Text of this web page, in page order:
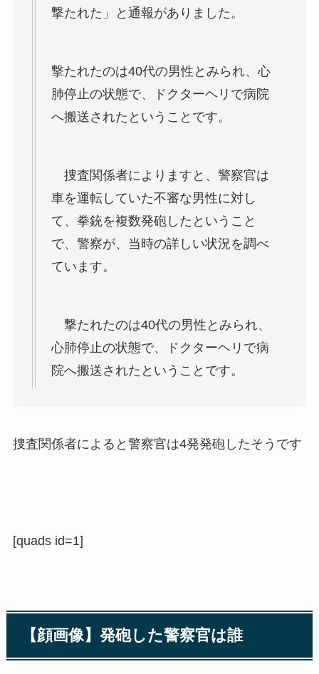
撃たれた」と通報がありました。
撃たれたのは40代の男性とみられ、心
肺停止の状態で、ドクターヘリで病院
へ搬送されたということです。
捜査関係者によりますと、警察官は
車を運転していた不審な男性に対し
て、拳銃を複数発砲したということ
で、警察が、当時の詳しい状況を調べ
ています。
撃たれたのは40代の男性とみられ、
心肺停止の状態で、ドクターヘリで病
院へ搬送されたということです。
捜査関係者によると警察官は4発発砲したそうです
[quads id=1]
【顔画像】発砲した警察官は誰